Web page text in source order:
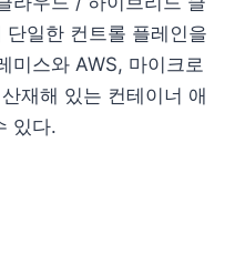
일한 컨트롤 플레인을
미스와 AWS, 마이크로
재해 있는 컨테이너 애
있다.